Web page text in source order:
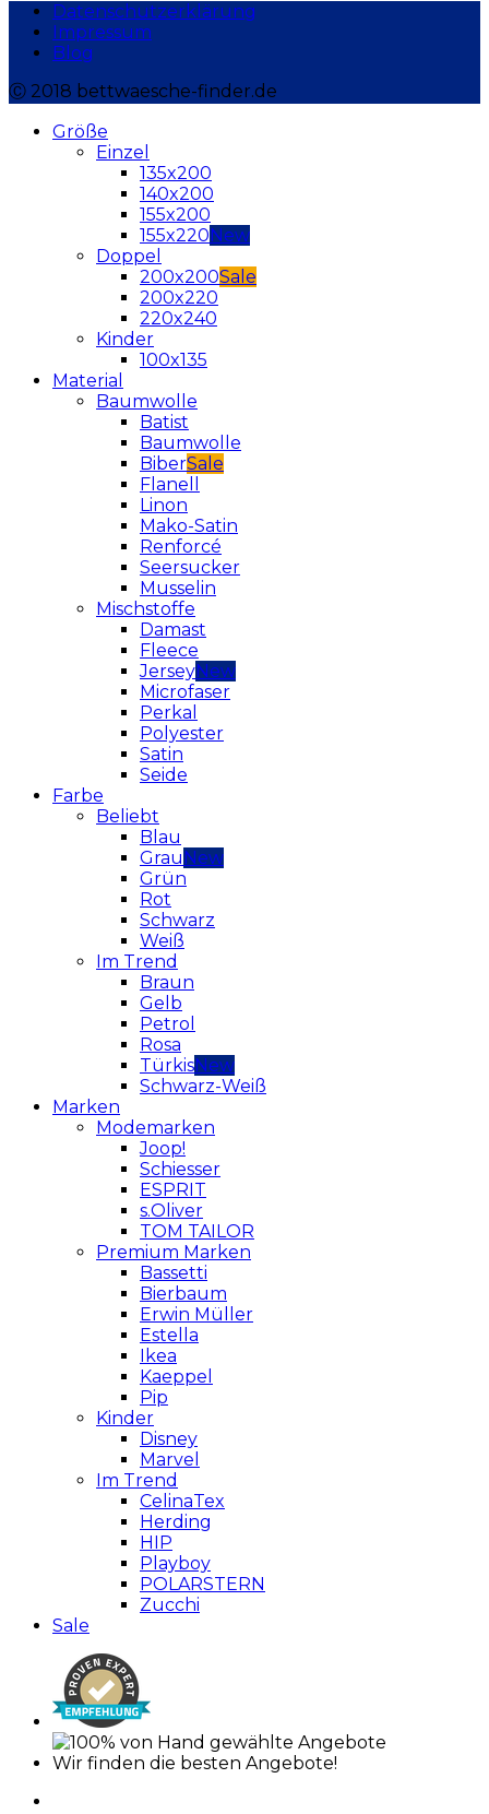
Datenschutzerklärung
Impressum
Blog
Ⓒ 2018 bettwaesche-finder.de
Größe
Einzel
135x200
140x200
155x200
155x220
Doppel
200x200
200x220
220x240
Kinder
100x135
Material
Baumwolle
Batist
Baumwolle
Biber
Flanell
Linon
Mako-Satin
Renforcé
Seersucker
Musselin
Mischstoffe
Damast
Fleece
Jersey
Microfaser
Perkal
Polyester
Satin
Seide
Farbe
Beliebt
Blau
Grau
Grün
Rot
Schwarz
Weiß
Im Trend
Braun
Gelb
Petrol
Rosa
Türkis
Schwarz-Weiß
Marken
Modemarken
Joop!
Schiesser
ESPRIT
s.Oliver
TOM TAILOR
Premium Marken
Bassetti
Bierbaum
Erwin Müller
Estella
Ikea
Kaeppel
Pip
Kinder
Disney
Marvel
Im Trend
CelinaTex
Herding
HIP
Playboy
POLARSTERN
Zucchi
Sale
Wir finden die besten Angebote!